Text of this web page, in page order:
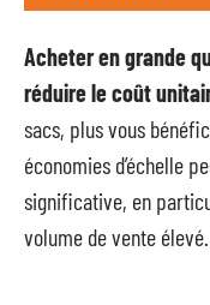
Acheter en grande
réduire le coût
sacs, plus vous
économies d’échelle
significative, en
volume de vente élevé.